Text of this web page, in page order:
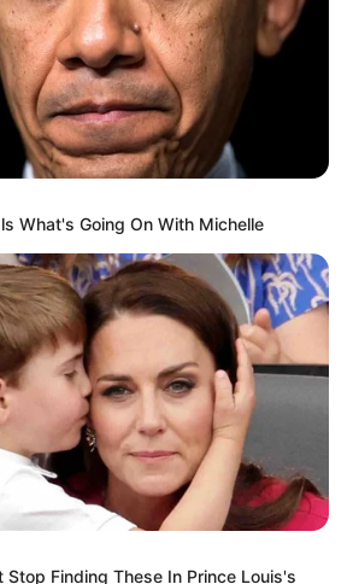
What's Going On With Michelle
Stop Finding These In Prince Louis's